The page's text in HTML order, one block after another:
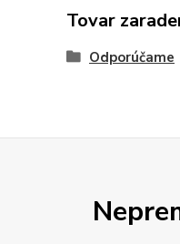
Tovar
Odporúčame